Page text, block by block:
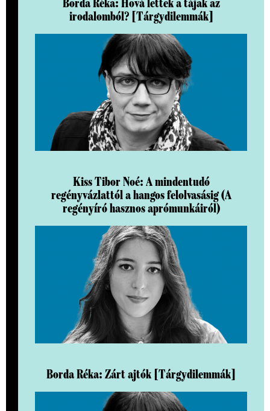
Borda Réka: Hová lettek a tájak az
irodalomból? [Tárgydilemmák]
Kiss Tibor Noé: A mindentudó
regényvázlattól a hangos felolvasásig (A
regényíró hasznos aprómunkáiról)
Borda Réka: Zárt ajtók [Tárgydilemmák]